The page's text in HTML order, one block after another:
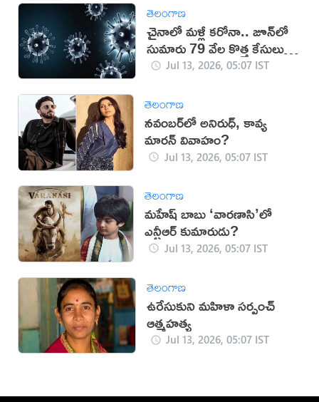
తెలంగాణ
చైనాలో మళ్లీ కరోనా.. జూన్‌లో
సుమారు 79 వేల కొత్త కేసులు
నమోదుJul 13, 2026, 05:07 IST
తెలంగాణ
నవంబర్‌లో అనిరుధ్, కావ్య
మారన్ వివాహం?
Jul 13, 2026, 05:07 IST
తెలంగాణ
మహేష్ బాబు ‘వారణాసి’లో
ఎన్టీఆర్ కుమారుడు?
Jul 13, 2026, 05:07 IST
తెలంగాణ
ఉరేసుకుని మహిళా సర్పంచ్
ఆత్మహత్య
Jul 13, 2026, 05:07 IST